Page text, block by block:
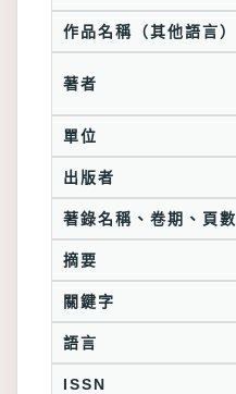
作品名稱（其他語言）
著者
單位
出版者
著錄名稱、卷期、頁數
摘要
關鍵字
語言
ISSN